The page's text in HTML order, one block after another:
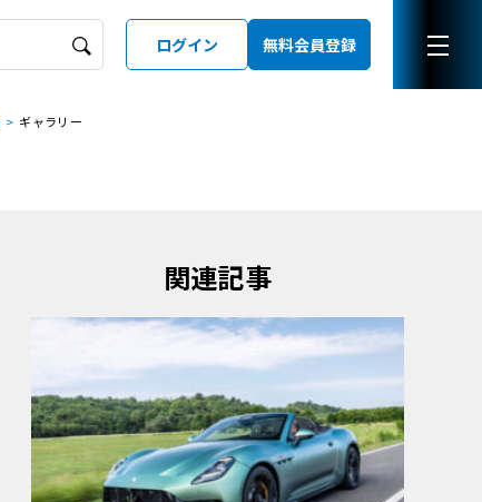
ログイン 無料会員登録
ギャラリー
関連記事